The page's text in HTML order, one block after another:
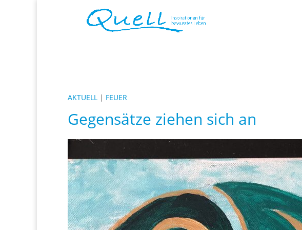
AKTUELL | FEUER
Gegensätze ziehen sich an